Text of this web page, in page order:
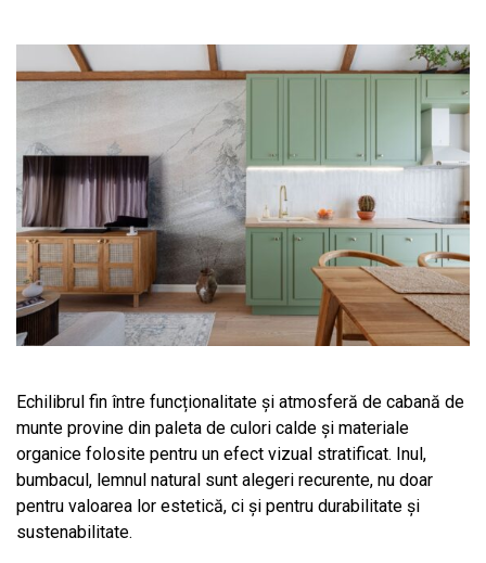
Echilibrul fin între funcționalitate și atmosferă de cabană de
munte provine din paleta de culori calde și materiale
organice folosite pentru un efect vizual stratificat. Inul,
bumbacul, lemnul natural sunt alegeri recurente, nu doar
pentru valoarea lor estetică, ci și pentru durabilitate și
sustenabilitate.